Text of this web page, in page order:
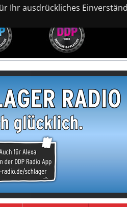
Ihr ausdrückliches